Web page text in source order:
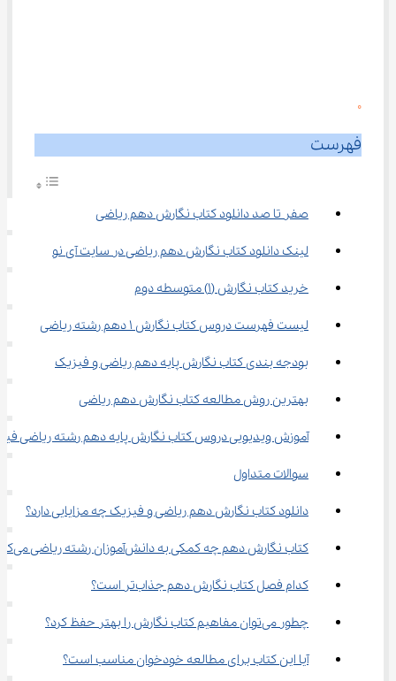
0
فهرست
صفر تا صد دانلود کتاب نگارش دهم ریاضی
لینک دانلود کتاب نگارش دهم ریاضی در سایت آی نو
خرید کتاب نگارش (1) متوسطه دوم
لیست فهرست دروس کتاب نگارش 1 دهم رشته ریاضی
بودجه بندی کتاب نگارش پایه دهم ریاضی و فیزیک
بهترین روش مطالعه کتاب نگارش دهم ریاضی
آموزش ویدیویی دروس کتاب نگارش پایه دهم رشته ریاضی
سوالات متداول
دانلود کتاب نگارش دهم ریاضی و فیزیک چه مزایایی دارد؟
کتاب نگارش دهم چه کمکی به دانش‌آموزان رشته ریاضی می‌کند؟
کدام فصل کتاب نگارش دهم جذاب‌تر است؟
چطور می‌توان مفاهیم کتاب نگارش را بهتر حفظ کرد؟
آیا این کتاب برای مطالعه خودخوان مناسب است؟